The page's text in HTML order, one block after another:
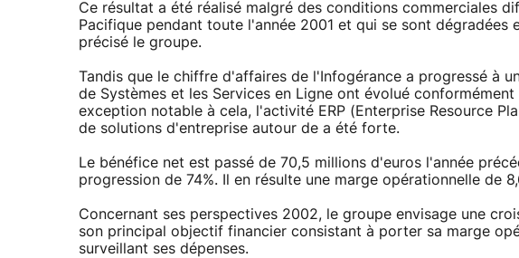
Ce résultat a été réalisé malgré des conditions commerciales
Pacifique pendant toute l'année 2001 et qui se sont dégradées
précisé le groupe.
Tandis que le chiffre d'affaires de l'Infogérance a progressé à
de Systèmes et les Services en Ligne ont évolué
exception notable à cela, l'activité ERP (Enterprise Resource
de solutions d'entreprise autour de a été forte.
Le bénéfice net est passé de 70,5 millions d'euros l'année
progression de 74%. Il en résulte une marge opérationnelle de
Concernant ses perspectives 2002, le groupe envisage une
son principal objectif financier consistant à porter sa marge
surveillant ses dépenses.